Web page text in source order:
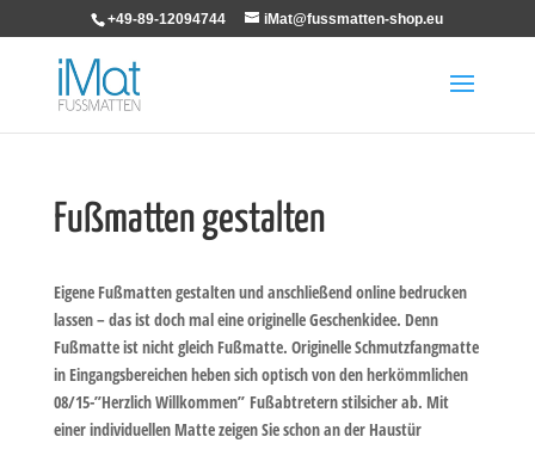
+49-89-12094744 iMat@fussmatten-shop.eu
Fußmatten gestalten
Eigene Fußmatten gestalten und anschließend online bedrucken
lassen – das ist doch mal eine originelle Geschenkidee. Denn
Fußmatte ist nicht gleich Fußmatte. Originelle Schmutzfangmatte
in Eingangsbereichen heben sich optisch von den herkömmlichen
08/15-”Herzlich Willkommen” Fußabtretern stilsicher ab. Mit
einer individuellen Matte zeigen Sie schon an der Haustür